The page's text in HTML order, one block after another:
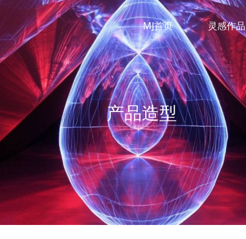
MJ首页 灵感作品
产品造型